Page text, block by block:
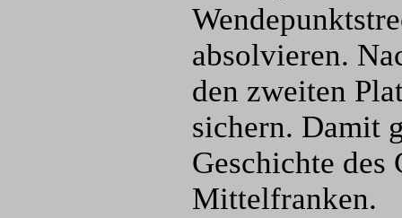
absolvieren.
den zweiten
sichern. Damit
Geschichte des
Mittelfranken.